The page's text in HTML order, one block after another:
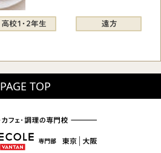
PAGE TOP